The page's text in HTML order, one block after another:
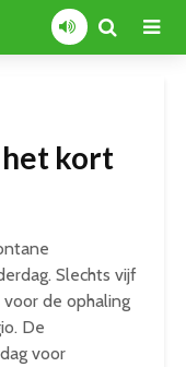
kort
Slechts vijf
de ophaling
De
voor